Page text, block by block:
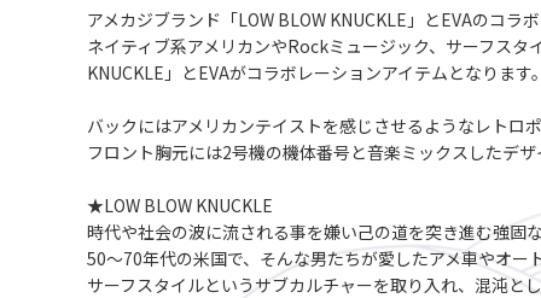
アメカジブランド「LOW BLOW KNUCKLE」とEVAのコラ
ネイティブ系アメリカンやRockミュージック、サーフス
KNUCKLE」とEVAがコラボレーションアイテムとなります
バックにはアメリカンテイストを感じさせるようなレト
フロント胸元には2号機の機体番号と音楽ミックスしたデ
★LOW BLOW KNUCKLE
時代や社会の波に流される事を嫌い己の道を突き進む強固
50～70年代の米国で、そんな男たちが愛したアメ車やオ
サーフスタイルというサブカルチャーを取り入れ、混沌と